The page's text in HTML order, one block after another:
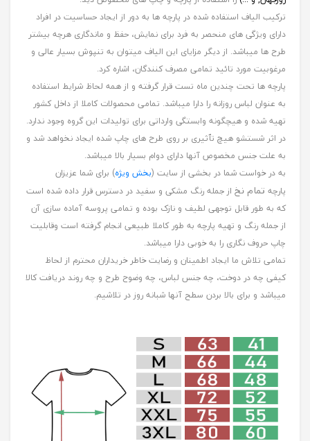
ترکیب الیاف استفاده شده در پارچه ها به دور از ایجاد حساسیت در افراد
دارای ویژگی های منحصر به فرد برای نمایش، حفظ و ماندگاری هرچه بیشتر
طرح ها میباشد. از دیگر مزایای این الیاف میتوان به تنپوش بسیار عالی و
مرغوبیت مورد تائید تمامی مصرف کنندگان، اشاره کرد.
پارچه ها تحت چندین ماه تست قرار گرفته و از همه لحاظ شرایط استفاده
به عنوان لباس روزانه را دارا میباشد. تمامی محصولات کاملا از داخل کشور
تهیه شده و هیچگونه وابستگی وارداتی برای تولیدات این گروه وجود ندارد.
در اثر شستشو هیچ تٱثیری بر روی طرح های چاپ شده ایجاد نخواهد شد و
به علت جنس مخصوص آنها دارای دوام بسیار بالا میباشد.
به در خواست شما در بخشی از سایت (بخش ویژه) برای شما عزیزان
پارچه تمام نخ از جمله رنگ مشکی و سفید در دسترس قرار داده شده است
که به طور قابل توجهی لطیف و نازک بوده و تمامی پروسه آماده سازی آن
از جمله رنگ و تهیه پارچه به طور کاملا طبیعی انجام گرفته است وقابلیت
چاپ حروف نگاری را به خوبی دارا میباشد.
تمامی تلاش ما ایجاد اطمینان و رضایت خاطر خریداران محترم از لحاظ
کیفی چه در دوخت، چه جنس لباس، چه وضوح طرح و چه روند دریافت کالا
میباشد و برای بالا بردن سطح آنها شبانه روز در تلاشیم.